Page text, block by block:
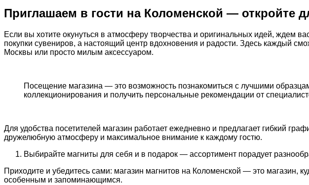
Приглашаем в гости на Коломенской — откройте
Если вы хотите окунуться в атмосферу творчества и оригинальных идей, ждем
покупки сувениров, а настоящий центр вдохновения и радости. Здесь каждый
Москвы или просто милым аксессуаром.
Посещение магазина — это возможность познакомиться с лучшими
коллекционирования и получить персональные рекомендации от
Для удобства посетителей магазин работает ежедневно и предлагает гибкий
дружелюбную атмосферу и максимальное внимание к каждому гостю.
Выбирайте магниты для себя и в подарок — ассортимент порадует
Приходите и убедитесь сами: магазин магнитов на Коломенской — это магазин,
особенным и запоминающимся.